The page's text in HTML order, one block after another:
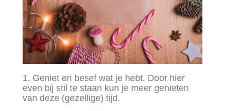
1. Geniet en besef wat je hebt. Door hier
even bij stil te staan kun je meer genieten
van deze (gezellige) tijd.